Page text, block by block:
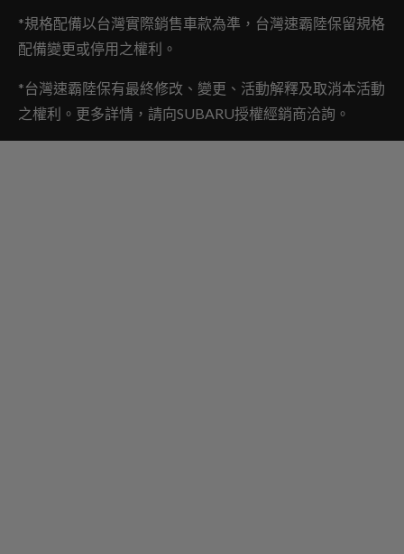
*規格配備以台灣實際銷售車款為準，台灣速霸陸保留規格
配備變更或停用之權利。
*台灣速霸陸保有最終修改、變更、活動解釋及取消本活動
之權利。更多詳情，請向SUBARU授權經銷商洽詢。